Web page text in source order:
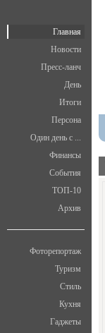
Главная
Новости
Пресс-ланч
День
Итоги
Персона
Один день с ...
Финансы
События
ТОП-10
Архив
Фоторепортаж
Туризм
Стиль
Кухня
Гаджеты